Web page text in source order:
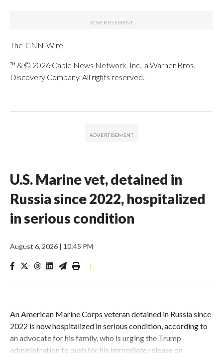
The-CNN-Wire
™ & © 2026 Cable News Network, Inc., a Warner Bros.
Discovery Company. All rights reserved.
U.S. Marine vet, detained in
Russia since 2022, hospitalized
in serious condition
August 6, 2026 | 10:45 PM
|
An American Marine Corps veteran detained in Russia since
2022 is now hospitalized in serious condition, according to
an advocate for his family, who is urging the Trump
administration to push for his immediate release on